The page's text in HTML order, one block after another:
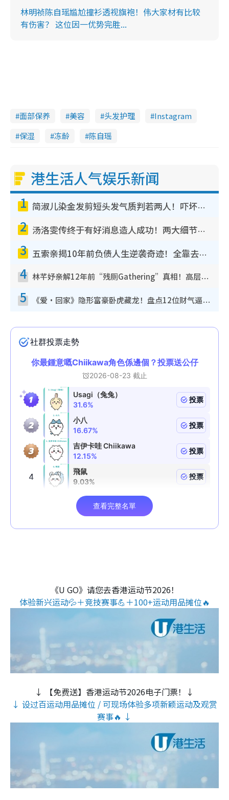
林明祯陈自瑶尴尬撞衫透视旗袍！伟大家材有比较
有伤害？ 这位因一优势完胜...
面部保养 美容 头发护理
Instagram
保湿
冻龄 陈自瑶
港生活人气娱乐新闻
1 简淑儿染金发剪短头发气质判若两人！吓坏老公麦大力都认不出：“你做什么？”
2 汤洛雯传终于有好消息造人成功！两大细节曝孕味极浓引猜测：大肚婆先会咁！
3 五索亲揭10年前负债人生逆袭奇迹！全靠去一地方转运后即遇上马先生
4 林芊妤亲解12年前“残厕Gathering”真相！高层解约一句话重创尊严，至今拒返TVB
5 《爱·回家》隐形富豪卧虎藏龙！盘点12位财气逼人的有钱艺人：这位美女3亿身家不愁做
《U GO》请您去香港运动节2026！
体验新兴运动💦＋竞技赛事💪＋100+运动用品摊位🔥
↓ 【免费送】香港运动节2026电子门票！↓
↓ 设过百运动用品摊位 / 可现场体验多项新颖运动及观赏
赛事🔥 ↓